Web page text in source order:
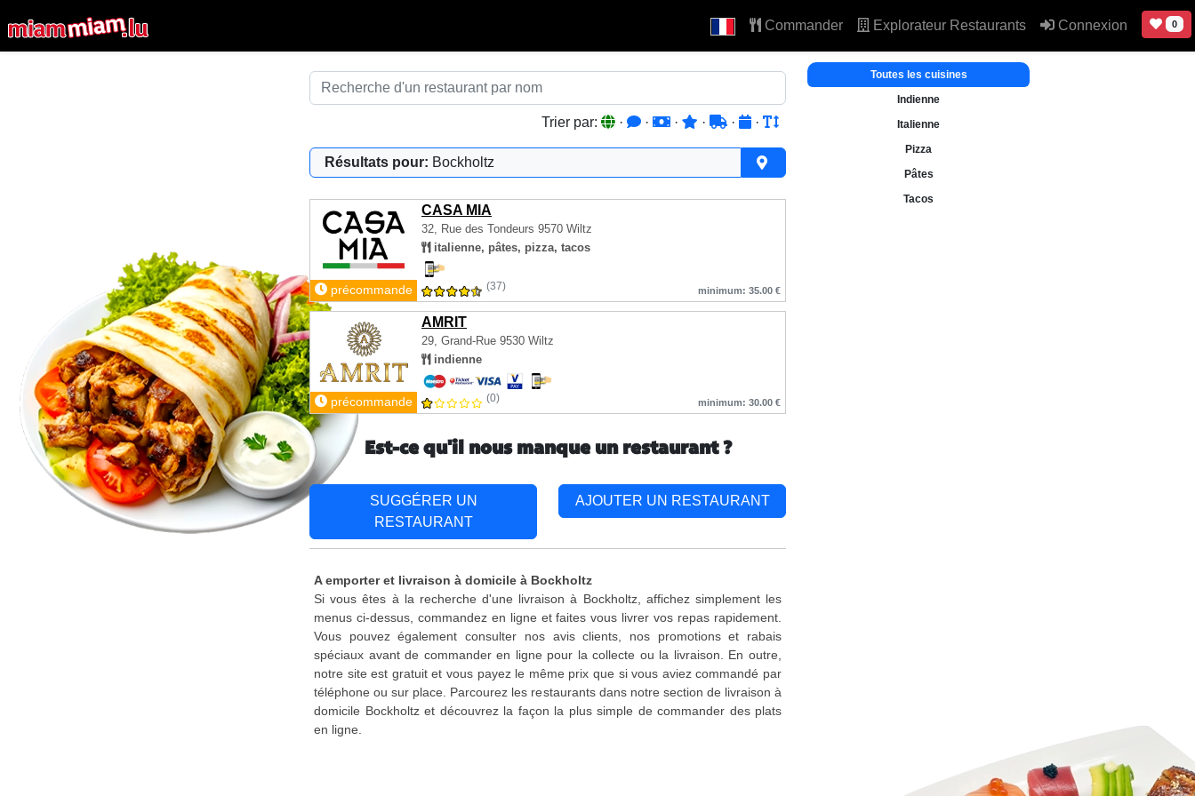
Commander Explorateur Restaurants Connexion 0
Trier par: · · · · · ·
Résultats pour: Bockholtz
CASA MIA
32, Rue des Tondeurs 9570 Wiltz
italienne, pâtes, pizza, tacos
précommande (37) minimum: 35.00 €
AMRIT
29, Grand-Rue 9530 Wiltz
indienne
précommande (0) minimum: 30.00 €
Toutes les cuisines
Indienne
Italienne
Pizza
Pâtes
Tacos
Est-ce qu'il nous manque un restaurant ?
SUGGÉRER UN
RESTAURANT
AJOUTER UN RESTAURANT
A emporter et livraison à domicile à Bockholtz
Si vous êtes à la recherche d'une livraison à Bockholtz, affichez simplement les
menus ci-dessus, commandez en ligne et faites vous livrer vos repas rapidement.
Vous pouvez également consulter nos avis clients, nos promotions et rabais
spéciaux avant de commander en ligne pour la collecte ou la livraison. En outre,
notre site est gratuit et vous payez le même prix que si vous aviez commandé par
téléphone ou sur place. Parcourez les restaurants dans notre section de livraison à
domicile Bockholtz et découvrez la façon la plus simple de commander des plats
en ligne.